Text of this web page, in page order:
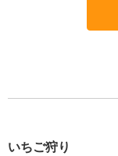
いちご狩り